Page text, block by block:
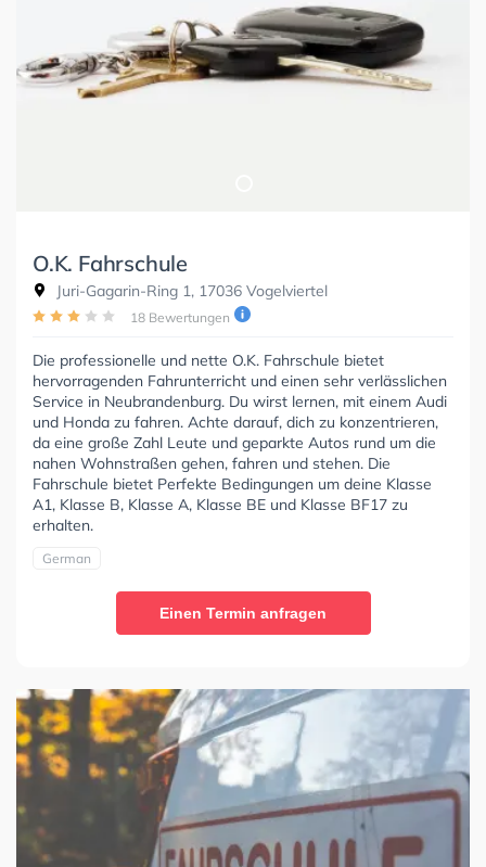
O.K. Fahrschule
Juri-Gagarin-Ring 1, 17036 Vogelviertel
18 Bewertungen
Die professionelle und nette O.K. Fahrschule bietet
hervorragenden Fahrunterricht und einen sehr verlässlichen
Service in Neubrandenburg. Du wirst lernen, mit einem Audi
und Honda zu fahren. Achte darauf, dich zu konzentrieren,
da eine große Zahl Leute und geparkte Autos rund um die
nahen Wohnstraßen gehen, fahren und stehen. Die
Fahrschule bietet Perfekte Bedingungen um deine Klasse
A1, Klasse B, Klasse A, Klasse BE und Klasse BF17 zu
erhalten.
German
Einen Termin anfragen